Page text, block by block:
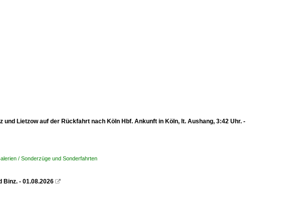
und Lietzow auf der Rückfahrt nach Köln Hbf. Ankunft in Köln, lt. Aushang, 3:42 Uhr. -
/ Sonderzüge und Sonderfahrten
Binz. - 01.08.2026 